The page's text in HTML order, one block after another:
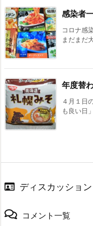
感染者
コロナ感
まだまだ
年度替
４月１日
も良い日
ディスカッション
コメント一覧